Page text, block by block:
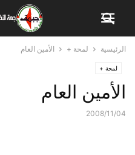
الرئيسية لمحة + الأمين العام
لمحة +
الأمين العام
2008/11/04